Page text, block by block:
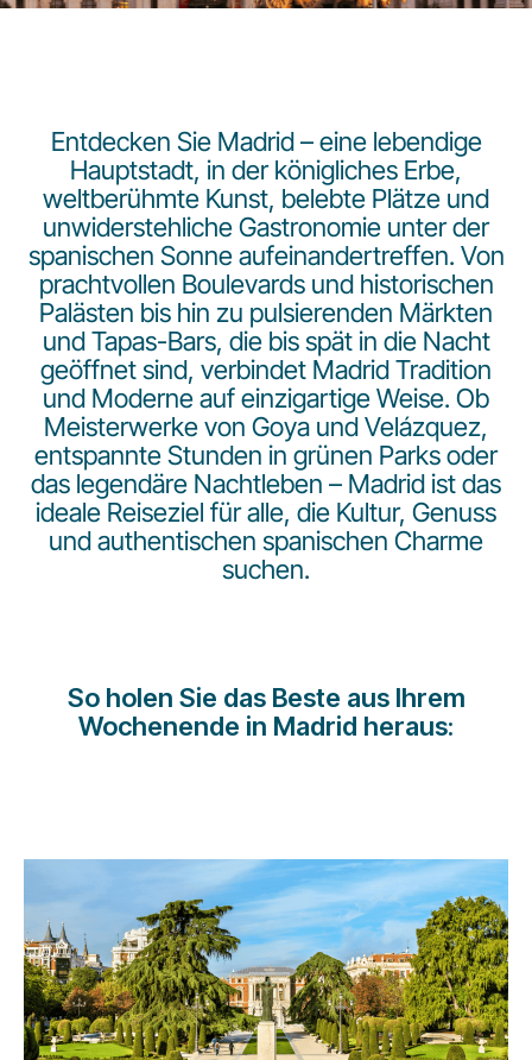
LuxairGroup
Karriere bei LuxairGroup
Entdecken Sie Madrid – eine lebendige
Hauptstadt, in der königliches Erbe,
weltberühmte Kunst, belebte Plätze und
unwiderstehliche Gastronomie unter der
spanischen Sonne aufeinandertreffen. Von
prachtvollen Boulevards und historischen
Palästen bis hin zu pulsierenden Märkten
und Tapas-Bars, die bis spät in die Nacht
geöffnet sind, verbindet Madrid Tradition
und Moderne auf einzigartige Weise. Ob
Meisterwerke von Goya und Velázquez,
entspannte Stunden in grünen Parks oder
das legendäre Nachtleben – Madrid ist das
ideale Reiseziel für alle, die Kultur, Genuss
und authentischen spanischen Charme
suchen.
So holen Sie das Beste aus Ihrem
Wochenende in Madrid heraus: